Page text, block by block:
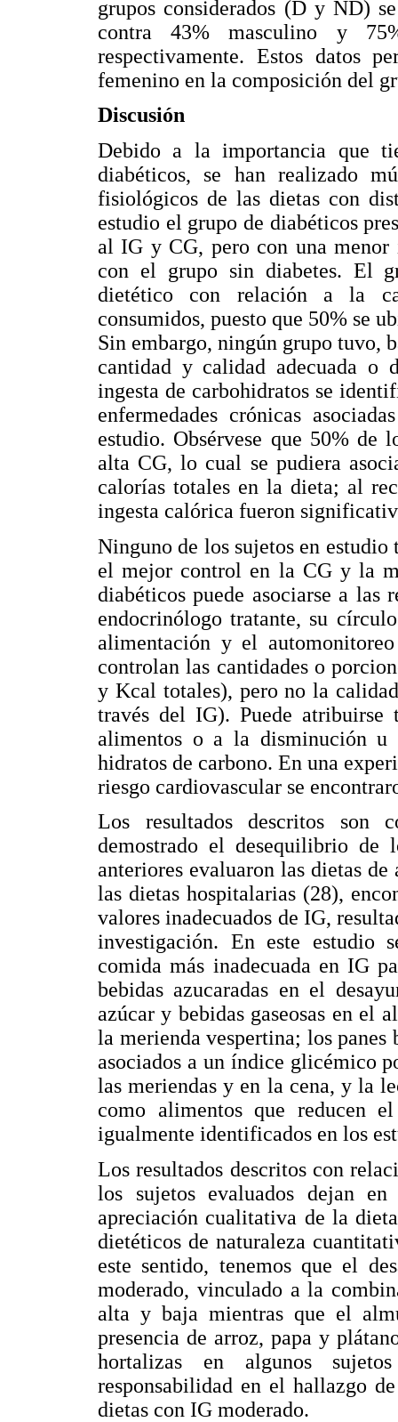
grupos considerados (D y ND)
contra 43% masculino y
respectivamente. Estos datos
femenino en la composición del
Discusión
Debido a la importancia que
diabéticos, se han realizado
fisiológicos de las dietas con
estudio el grupo de diabéticos
al IG y CG, pero con una menor
con el grupo sin diabetes. El
dietético con relación a la
consumidos, puesto que 50% se
Sin embargo, ningún grupo tuvo,
cantidad y calidad adecuada o
ingesta de carbohidratos se
enfermedades crónicas
estudio. Obsérvese que 50% de
alta CG, lo cual se pudiera
calorías totales en la dieta; al
ingesta calórica fueron
Ninguno de los sujetos en
el mejor control en la CG y la
diabéticos puede asociarse a las
endocrinólogo tratante, su
alimentación y el
controlan las cantidades o
y Kcal totales), pero no la
través del IG). Puede
alimentos o a la disminución u
hidratos de carbono. En una
riesgo cardiovascular se
Los resultados descritos son
demostrado el desequilibrio de
anteriores evaluaron las dietas
las dietas hospitalarias (28),
valores inadecuados de IG,
investigación. En este estudio
comida más inadecuada en IG
bebidas azucaradas en el
azúcar y bebidas gaseosas en el
la merienda vespertina; los
asociados a un índice glicémico
las meriendas y en la cena, y la
como alimentos que reducen
igualmente identificados en los
Los resultados descritos con
los sujetos evaluados dejan
apreciación cualitativa de la
dietéticos de naturaleza
este sentido, tenemos que el
moderado, vinculado a la
alta y baja mientras que el
presencia de arroz, papa y
hortalizas en algunos
responsabilidad en el hallazgo
dietas con IG moderado.